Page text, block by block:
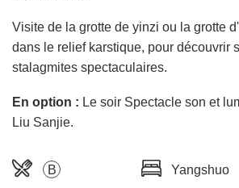
Visite de la grotte de yinzi ou la grotte
dans le relief karstique, pour découvrir
stalagmites spectaculaires.
En option : Le soir Spectacle son et
Liu Sanjie.
B Yangshuo